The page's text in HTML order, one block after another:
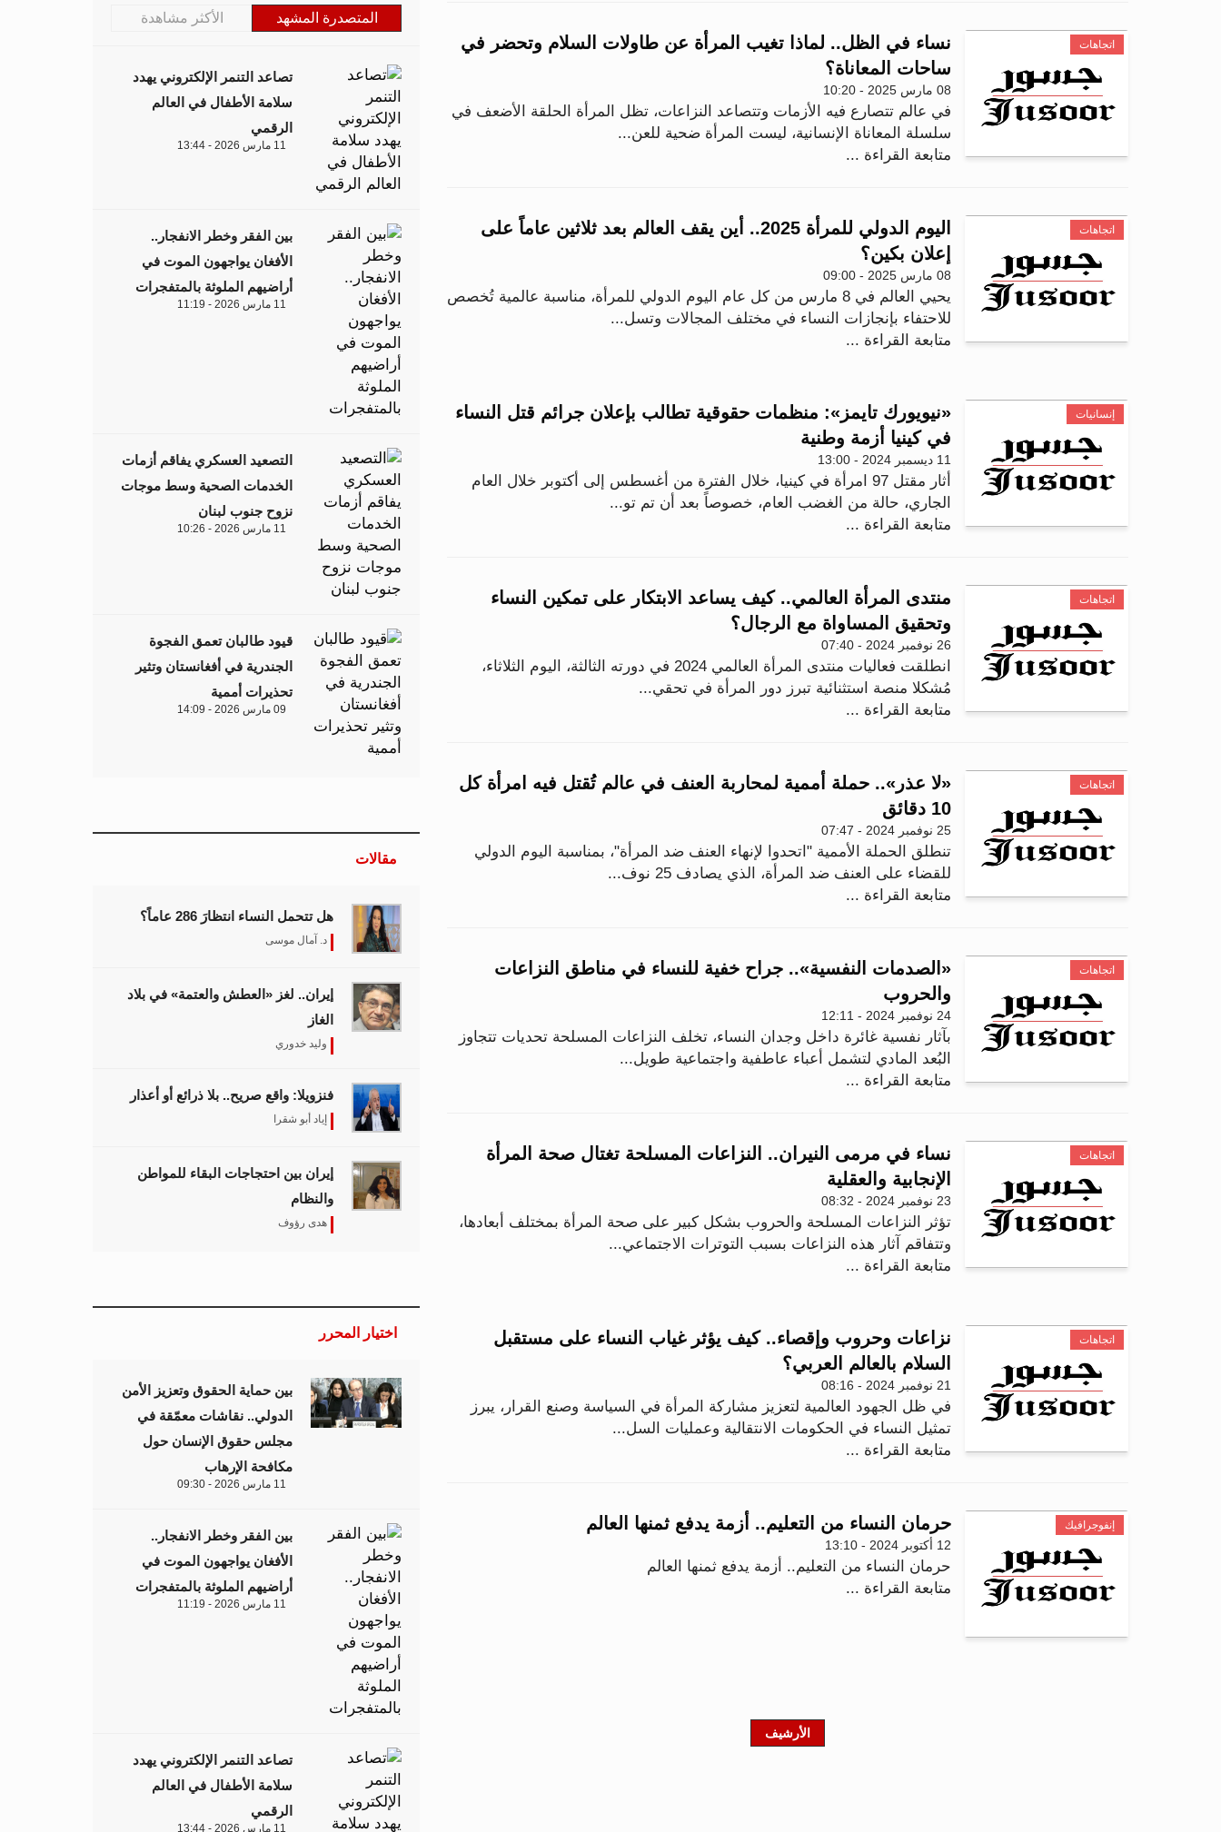
اتجاهات
نساء في الظل.. لماذا تغيب المرأة عن طاولات السلام وتحضر في
ساحات المعاناة؟
08 مارس 2025 - 10:20
في عالم تتصارع فيه الأزمات وتتصاعد النزاعات، تظل المرأة الحلقة الأضعف في
سلسلة المعاناة الإنسانية، ليست المرأة ضحية للعن...
متابعة القراءة ...
اتجاهات
اليوم الدولي للمرأة 2025.. أين يقف العالم بعد ثلاثين عاماً على
إعلان بكين؟
08 مارس 2025 - 09:00
يحيي العالم في 8 مارس من كل عام اليوم الدولي للمرأة، مناسبة عالمية تُخصص
للاحتفاء بإنجازات النساء في مختلف المجالات وتسل...
متابعة القراءة ...
إنسانيات
«نيويورك تايمز»: منظمات حقوقية تطالب بإعلان جرائم قتل النساء
في كينيا أزمة وطنية
11 ديسمبر 2024 - 13:00
أثار مقتل 97 امرأة في كينيا، خلال الفترة من أغسطس إلى أكتوبر خلال العام
الجاري، حالة من الغضب العام، خصوصاً بعد أن تم تو...
متابعة القراءة ...
اتجاهات
منتدى المرأة العالمي.. كيف يساعد الابتكار على تمكين النساء
وتحقيق المساواة مع الرجال؟
26 نوفمبر 2024 - 07:40
انطلقت فعاليات منتدى المرأة العالمي 2024 في دورته الثالثة، اليوم الثلاثاء،
مُشكلا منصة استثنائية تبرز دور المرأة في تحقي...
متابعة القراءة ...
اتجاهات
«لا عذر».. حملة أممية لمحاربة العنف في عالم تُقتل فيه امرأة كل
10 دقائق
25 نوفمبر 2024 - 07:47
تنطلق الحملة الأممية "اتحدوا لإنهاء العنف ضد المرأة"، بمناسبة اليوم الدولي
للقضاء على العنف ضد المرأة، الذي يصادف 25 نوف...
متابعة القراءة ...
اتجاهات
«الصدمات النفسية».. جراح خفية للنساء في مناطق النزاعات
والحروب
24 نوفمبر 2024 - 12:11
بآثار نفسية غائرة داخل وجدان النساء، تخلف النزاعات المسلحة تحديات تتجاوز
البُعد المادي لتشمل أعباء عاطفية واجتماعية طويل...
متابعة القراءة ...
اتجاهات
نساء في مرمى النيران.. النزاعات المسلحة تغتال صحة المرأة
الإنجابية والعقلية
23 نوفمبر 2024 - 08:32
تؤثر النزاعات المسلحة والحروب بشكل كبير على صحة المرأة بمختلف أبعادها،
وتتفاقم آثار هذه النزاعات بسبب التوترات الاجتماعي...
متابعة القراءة ...
اتجاهات
نزاعات وحروب وإقصاء.. كيف يؤثر غياب النساء على مستقبل
السلام بالعالم العربي؟
21 نوفمبر 2024 - 08:16
في ظل الجهود العالمية لتعزيز مشاركة المرأة في السياسة وصنع القرار، يبرز
تمثيل النساء في الحكومات الانتقالية وعمليات السل...
متابعة القراءة ...
إنفوجرافيك حرمان النساء من التعليم.. أزمة يدفع ثمنها العالم
12 أكتوبر 2024 - 13:10
حرمان النساء من التعليم.. أزمة يدفع ثمنها العالم
متابعة القراءة ...
الأرشيف
المتصدرة المشهد الأكثر مشاهدة
تصاعد التنمر الإلكتروني يهدد
سلامة الأطفال في العالم
الرقمي
11 مارس 2026 - 13:44
بين الفقر وخطر الانفجار..
الأفغان يواجهون الموت في
أراضيهم الملوثة بالمتفجرات
11 مارس 2026 - 11:19
التصعيد العسكري يفاقم أزمات
الخدمات الصحية وسط موجات
نزوح جنوب لبنان
11 مارس 2026 - 10:26
قيود طالبان تعمق الفجوة
الجندرية في أفغانستان وتثير
تحذيرات أممية
09 مارس 2026 - 14:09
مقالات
هل تتحمل النساء انتظارَ 286 عاماً؟
د. آمال موسى
إيران.. لغز «العطش والعتمة» في بلاد
الغاز
وليد خدوري
فنزويلا: واقع صريح.. بلا ذرائع أو أعذار
إياد أبو شقرا
إيران بين احتجاجات البقاء للمواطن
والنظام
هدى رؤوف
اختيار المحرر
بين حماية الحقوق وتعزيز الأمن
الدولي.. نقاشات معمّقة في
مجلس حقوق الإنسان حول
مكافحة الإرهاب
11 مارس 2026 - 09:30
بين الفقر وخطر الانفجار..
الأفغان يواجهون الموت في
أراضيهم الملوثة بالمتفجرات
11 مارس 2026 - 11:19
تصاعد التنمر الإلكتروني يهدد
سلامة الأطفال في العالم
الرقمي
11 مارس 2026 - 13:44